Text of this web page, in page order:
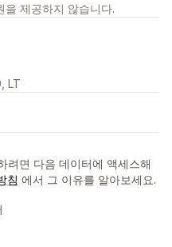
제공하지 않습니다.
LT
려면 다음 데이터에 액세스해
침 에서 그 이유를 알아보세요.